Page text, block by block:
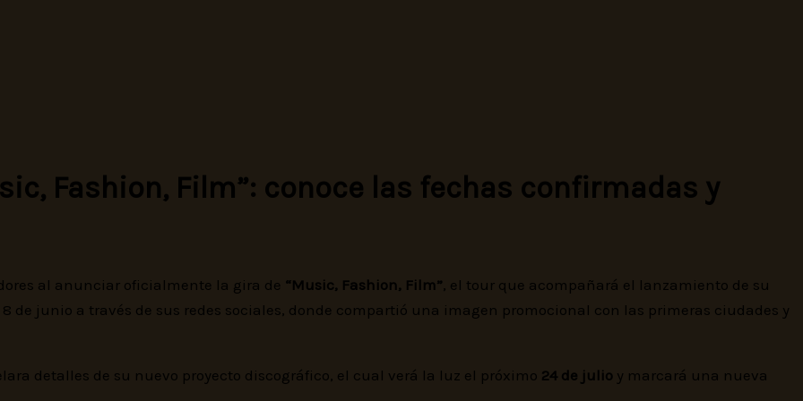
Fashion, Film”: conoce las fechas confirmadas y
al anunciar oficialmente la gira de “Music, Fashion, Film”, el tour que acompañará el lanzamiento de su
de junio a través de sus redes sociales, donde compartió una imagen promocional con las primeras ciudades y
detalles de su nuevo proyecto discográfico, el cual verá la luz el próximo 24 de julio y marcará una nueva